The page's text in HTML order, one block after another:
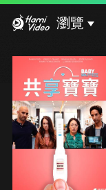
瀏覽